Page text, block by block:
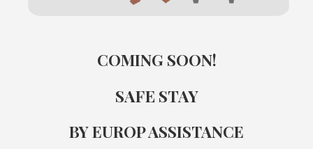
COMING SOON!
SAFE STAY
BY EUROP ASSISTANCE